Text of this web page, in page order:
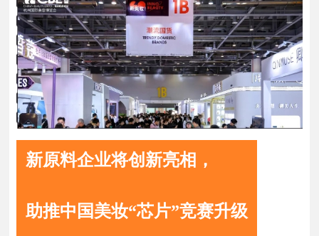
新原料企业将创新亮相，
助推中国美妆“芯片”竞赛升级